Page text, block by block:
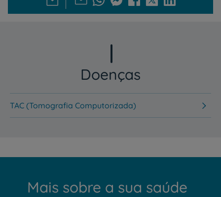
Doenças
TAC (Tomografia Computorizada)
Mais sobre a sua saúde